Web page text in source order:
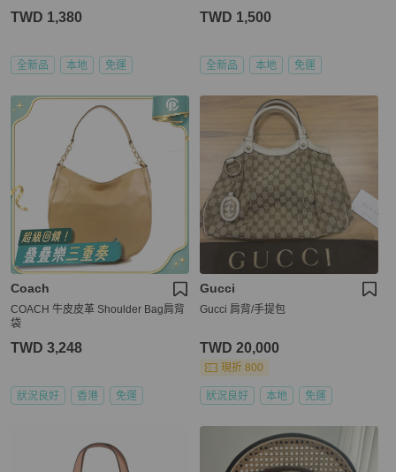
TWD 1,380
全新品 本地 免運
TWD 1,500
全新品 本地 免運
Coach
COACH 牛皮皮革 Shoulder Bag肩背
袋
TWD 3,248
狀況良好 香港 免運
Gucci
Gucci 肩背/手提包
TWD 20,000
現折 800
狀況良好 本地 免運